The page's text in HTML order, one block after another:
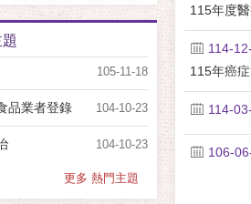
105-11-18
104-10-23
品業者登錄
104-10-23
更多 熱門主題
115年度
114-
115年癌
114-
106-